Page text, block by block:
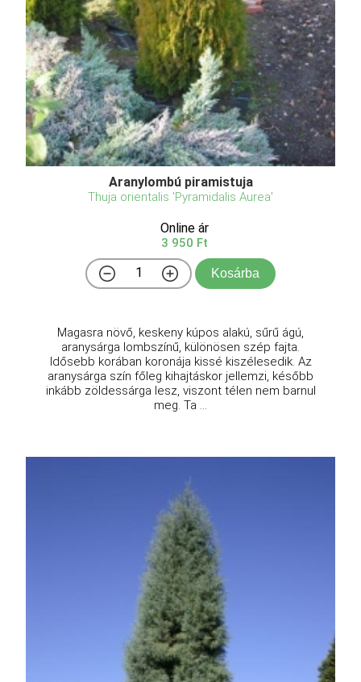
Aranylombú piramistuja
Thuja orientalis 'Pyramidalis Aurea'
Online ár
3 950 Ft
Kosárba
Magasra növő, keskeny kúpos alakú, sűrű ágú,
aranysárga lombszínű, különösen szép fajta.
Idősebb korában koronája kissé kiszélesedik. Az
aranysárga szín főleg kihajtáskor jellemzi, később
inkább zöldessárga lesz, viszont télen nem barnul
meg. Ta ...